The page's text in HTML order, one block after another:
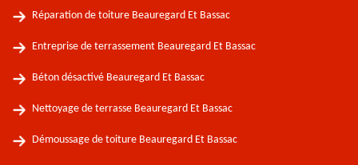
Réparation de toiture Beauregard Et Bassac
Entreprise de terrassement Beauregard Et Bassac
Béton désactivé Beauregard Et Bassac
Nettoyage de terrasse Beauregard Et Bassac
Démoussage de toiture Beauregard Et Bassac